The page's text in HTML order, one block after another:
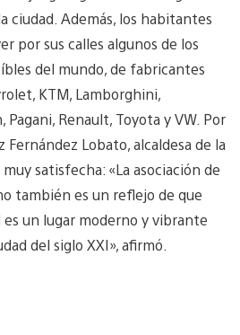
ciudad. Además, los habitantes
por sus calles algunos de los
del mundo, de fabricantes
KTM, Lamborghini,
Pagani, Renault, Toyota y VW. Por
Fernández Lobato, alcaldesa de la
satisfecha: «La asociación de
también es un reflejo de que
un lugar moderno y vibrante
del siglo XXI», afirmó.